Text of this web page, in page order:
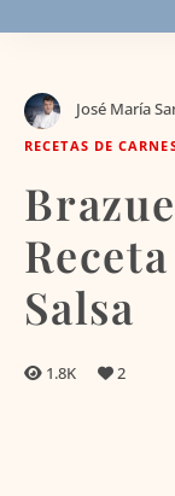
José María
RECETAS DE
Salsa
1.8K 2